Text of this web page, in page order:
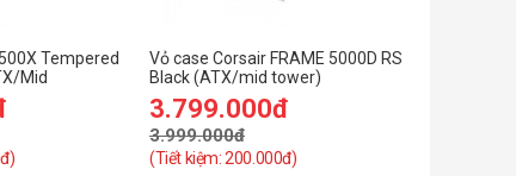
trợ
ATX, E-ATX (305mm x
277mm)
hành 24 tháng
Tempered
Mid
Vỏ case Corsair FRAME 5000D RS
Black (ATX/mid tower)
3.799.000đ
3.999.000đ
(Tiết kiệm: 200.000đ)